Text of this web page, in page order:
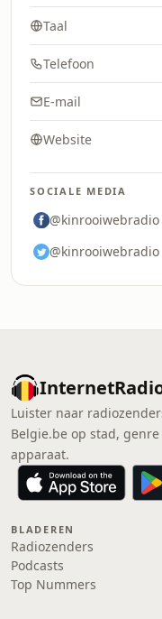
Taal
Telefoon
E-mail
Website
SOCIALE MEDIA
@kinrooiwebradio
@kinrooiwebradio
Luister naar
Belgie.be op stad,
apparaat.
BLADEREN
Radiozenders
Podcasts
Top Nummers